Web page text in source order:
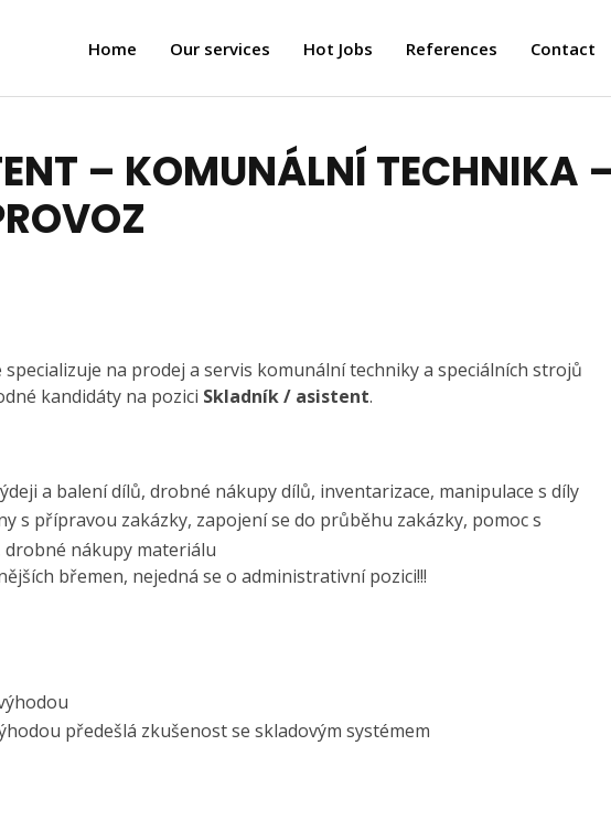
Home Our services Hot Jobs References Contact
– KOMUNÁLNÍ TECHNIKA
na prodej a servis komunální techniky a speciálních strojů
kandidáty na pozici Skladník / asistent.
a balení dílů, drobné nákupy dílů, inventarizace, manipulace s díly
s přípravou zakázky, zapojení se do průběhu zakázky, pomoc s
drobné nákupy materiálu
břemen, nejedná se o administrativní pozici!!!
předešlá zkušenost se skladovým systémem